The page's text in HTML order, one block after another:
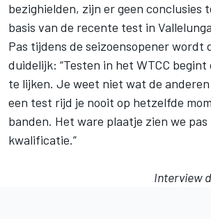
bezighielden, zijn er geen conclusies
basis van de recente test in
Pas tijdens de seizoensopener wordt
duidelijk: “Testen in het WTCC begint
te lijken. Je weet niet wat de
een test rijd je nooit op hetzelfde
banden. Het ware plaatje zien we
kwalificatie.”
Interview